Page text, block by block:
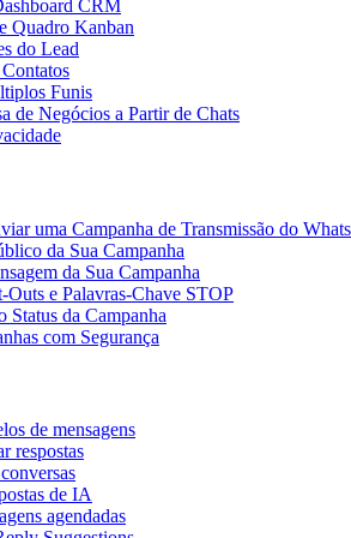
CRM
Quadro Kanban
do Lead
Funis
de Negócios a Partir de Chats
uma Campanha de Transmissão do
da Sua Campanha
da Sua Campanha
Outs e Palavras-Chave STOP
Status da Campanha
com Segurança
de mensagens
respostas
de IA
agendadas